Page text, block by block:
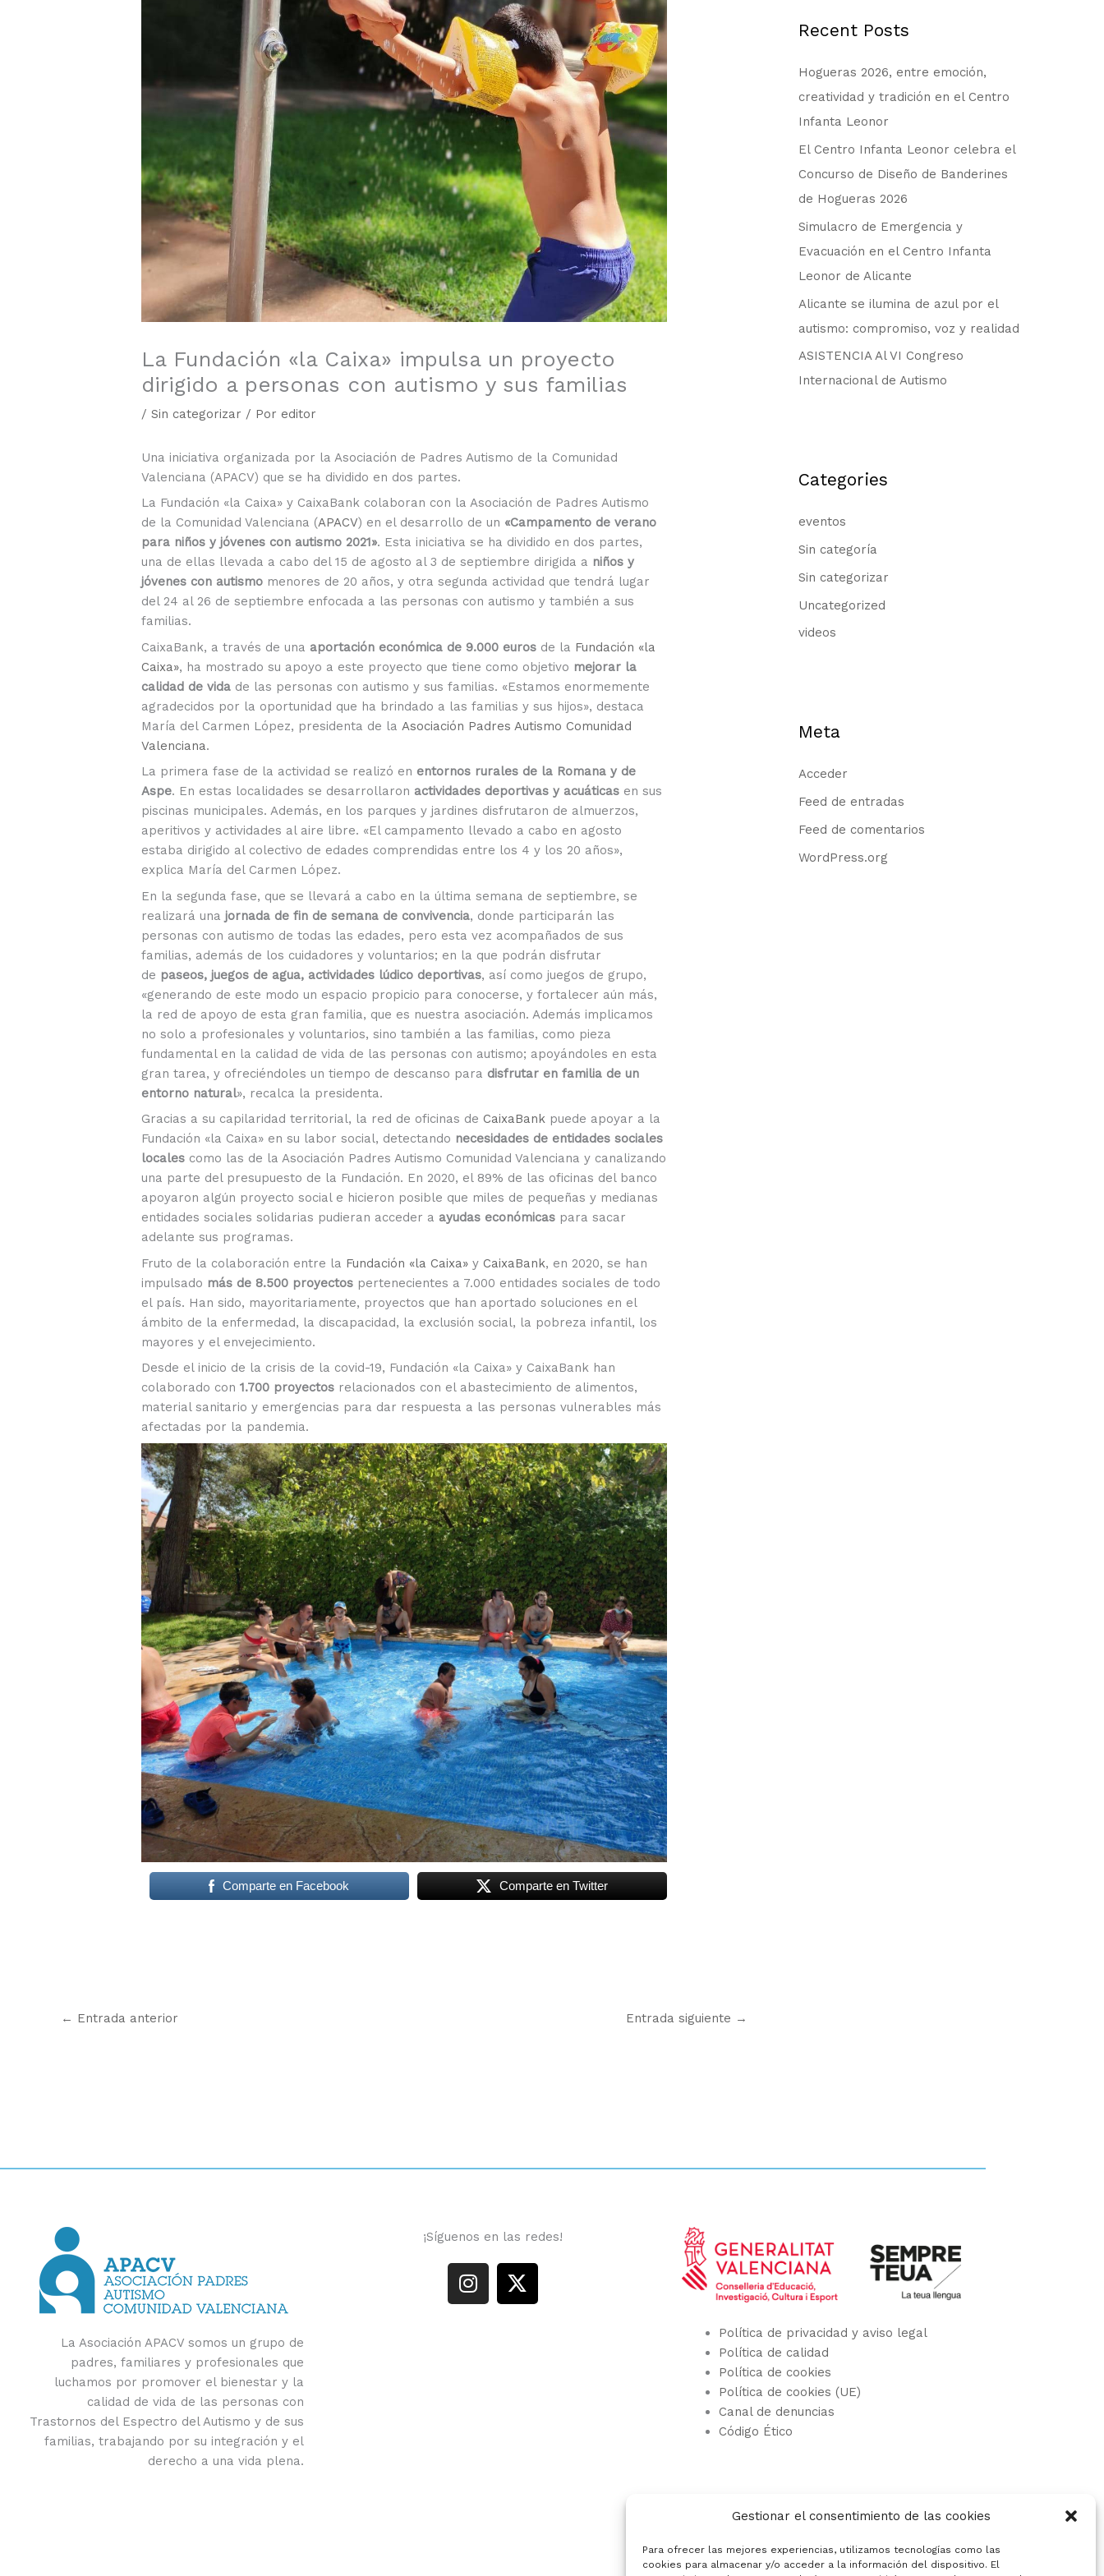
Gestionar el consentimiento de las cookies
Para ofrecer las mejores experiencias, utilizamos tecnologías como las
cookies para almacenar y/o acceder a la información del dispositivo. El
La Fundación «la Caixa» impulsa un proyecto
dirigido a personas con autismo y sus familias
/Sin categorizar / Por editor
Una iniciativa organizada por la Asociación de Padres Autismo de la Comunidad
Valenciana (APACV) que se ha dividido en dos partes.
La Fundación «la Caixa» y CaixaBank colaboran con la Asociación de Padres Autismo
de la Comunidad Valenciana (APACV) en el desarrollo de un «Campamento de verano
para niños y jóvenes con autismo 2021». Esta iniciativa se ha dividido en dos partes,
una de ellas llevada a cabo del 15 de agosto al 3 de septiembre dirigida a niños y
jóvenes con autismo menores de 20 años, y otra segunda actividad que tendrá lugar
del 24 al 26 de septiembre enfocada a las personas con autismo y también a sus
familias.
CaixaBank, a través de una aportación económica de 9.000 euros de la Fundación «la
Caixa», ha mostrado su apoyo a este proyecto que tiene como objetivo mejorar la
calidad de vida de las personas con autismo y sus familias. «Estamos enormemente
agradecidos por la oportunidad que ha brindado a las familias y sus hijos», destaca
María del Carmen López, presidenta de laAsociación Padres Autismo Comunidad
Valenciana.
La primera fase de la actividad se realizó en entornos rurales de la Romana y de
Aspe. En estas localidades se desarrollaron actividades deportivas y acuáticas en sus
piscinas municipales. Además, en los parques y jardines disfrutaron de almuerzos,
aperitivos y actividades al aire libre. «El campamento llevado a cabo en agosto
estaba dirigido al colectivo de edades comprendidas entre los 4 y los 20 años»,
explica María del Carmen López.
En la segunda fase, que se llevará a cabo en la última semana de septiembre, se
realizará unajornada de fin de semana de convivencia, donde participarán las
personas con autismo de todas las edades, pero esta vez acompañados de sus
familias, además de los cuidadores y voluntarios; en la que podrán disfrutar
de paseos, juegos de agua, actividades lúdico deportivas, así como juegos de grupo,
«generando de este modo un espacio propicio para conocerse, y fortalecer aún más,
la red de apoyo de esta gran familia, que es nuestra asociación. Además implicamos
no solo a profesionales y voluntarios, sino también a las familias, como pieza
fundamental en la calidad de vida de las personas con autismo; apoyándoles en esta
gran tarea, y ofreciéndoles un tiempo de descanso para disfrutar en familia de un
entorno natural», recalca la presidenta.
Gracias a su capilaridad territorial, la red de oficinas de CaixaBank puede apoyar a la
Fundación «la Caixa» en su labor social, detectando necesidades de entidades sociales
locales como las de la Asociación Padres Autismo Comunidad Valenciana y canalizando
una parte del presupuesto de la Fundación. En 2020, el 89% de las oficinas del banco
apoyaron algún proyecto social e hicieron posible que miles de pequeñas y medianas
entidades sociales solidarias pudieran acceder a ayudas económicas para sacar
adelante sus programas.
Fruto de la colaboración entre la Fundación «la Caixa» y CaixaBank, en 2020, se han
impulsado más de 8.500 proyectos pertenecientes a 7.000 entidades sociales de todo
el país. Han sido, mayoritariamente, proyectos que han aportado soluciones en el
ámbito de la enfermedad, la discapacidad, la exclusión social, la pobreza infantil, los
mayores y el envejecimiento.
Desde el inicio de la crisis de la covid-19, Fundación «la Caixa» y CaixaBank han
colaborado con1.700 proyectos relacionados con el abastecimiento de alimentos,
material sanitario y emergencias para dar respuesta a las personas vulnerables más
afectadas por la pandemia.
Comparte en Facebook Comparte en Twitter
← Entrada anterior Entrada siguiente →
a
p
o
r
:
Recent Posts
Hogueras 2026, entre emoción,
creatividad y tradición en el Centro
Infanta Leonor
El Centro Infanta Leonor celebra el
Concurso de Diseño de Banderines
de Hogueras 2026
Simulacro de Emergencia y
Evacuación en el Centro Infanta
Leonor de Alicante
Alicante se ilumina de azul por el
autismo: compromiso, voz y realidad
ASISTENCIA Al VI Congreso
Internacional de Autismo
Categories
eventos
Sin categoría
Sin categorizar
Uncategorized
videos
Meta
Acceder
Feed de entradas
Feed de comentarios
WordPress.org
La Asociación APACV somos un grupo de
padres, familiares y profesionales que
luchamos por promover el bienestar y la
calidad de vida de las personas con
Trastornos del Espectro del Autismo y de sus
familias, trabajando por su integración y el
derecho a una vida plena.
¡Síguenos en las redes!
I
n
X
-
Política de privacidad y aviso legal
Política de calidad
Política de cookies
Política de cookies (UE)
Canal de denuncias
Código Ético